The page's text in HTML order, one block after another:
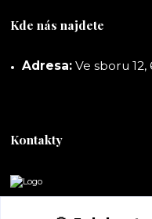
Kde nás najdete
Adresa: Ve sboru 12,
Kontakty